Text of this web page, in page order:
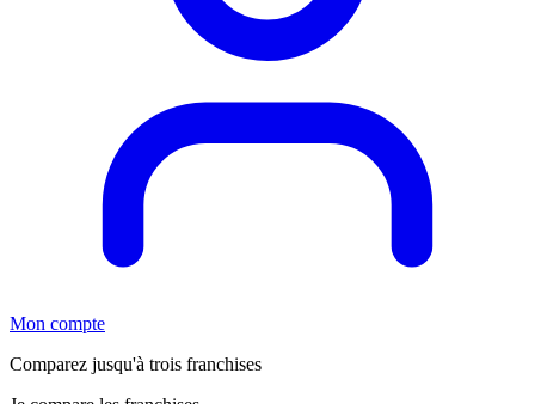
Mon compte
Comparez jusqu'à trois franchises